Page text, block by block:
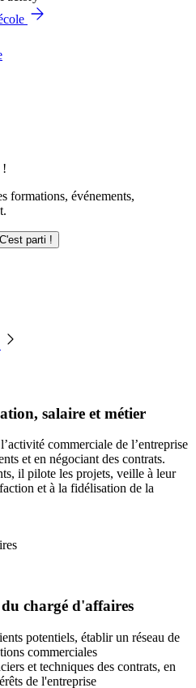
!
formations, événements,
C'est parti !
salaire et métier
commerciale de l’entreprise
et en négociant des contrats.
il pilote les projets, veille à leur
et à la fidélisation de la
chargé d'affaires
potentiels, établir un réseau de
commerciales
et techniques des contrats, en
de l'entreprise